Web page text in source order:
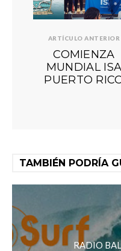
ARTÍCULO ANTERIOR
COMIENZA
MUNDIAL ISA
PUERTO
TAMBIÉN PODRÍA
RADIO